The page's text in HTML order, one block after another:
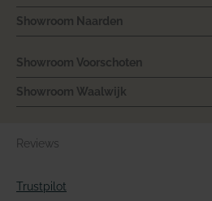
Showroom Naarden
Showroom Voorschoten
Showroom Waalwijk
Reviews
Trustpilot